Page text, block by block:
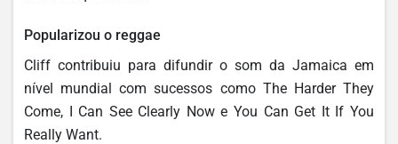
Popularizou o reggae
Cliff contribuiu para difundir o som da Jamaica em
nível mundial com sucessos como The Harder They
Come, I Can See Clearly Now e You Can Get It If You
Really Want.